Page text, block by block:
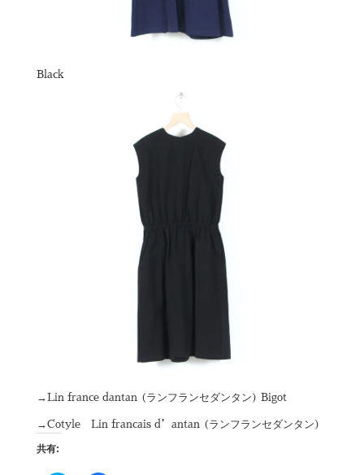
Black
→Lin france dantan (ランフランセダンタン) Bigot
→Cotyle Lin francais d’antan (ランフランセダンタン)
共有: